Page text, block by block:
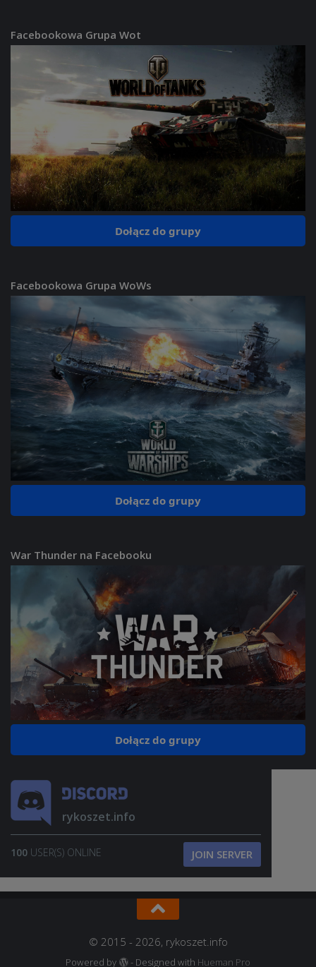
Facebookowa Grupa Wot
Dołącz do grupy
Facebookowa Grupa WoWs
Dołącz do grupy
War Thunder na Facebooku
Dołącz do grupy
rykoszet.info
100 USER(S) ONLINE JOIN SERVER
© 2015 - 2026, rykoszet.info
Powered by - Designed with Hueman Pro